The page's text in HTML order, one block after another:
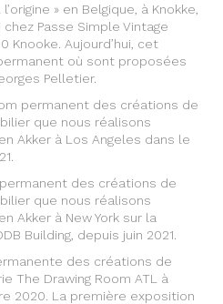
» en Belgique, à Knokke,
Passe Simple Vintage
Knooke. Aujourd’hui, cet
où sont proposées
Pelletier.
permanent des créations de
que nous réalisons
Akker à Los Angeles dans le
des créations de
que nous réalisons
Akker à New York sur la
Building, depuis juin 2021.
des créations de
The Drawing Room ATL à
2020. La première exposition